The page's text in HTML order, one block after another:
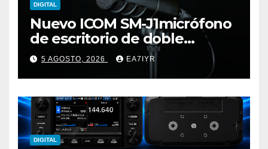
DIGITAL
Nuevo ICOM SM-J1micrófono
de escritorio de doble
elemento premium
5 AGOSTO, 2026 EA7IYR
DIGITAL